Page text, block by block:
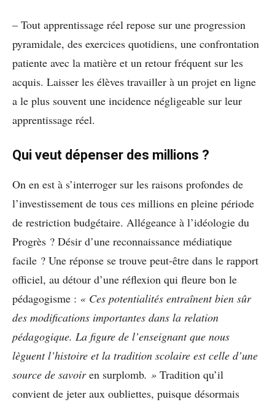
– Tout apprentissage réel repose sur une progression
pyramidale, des exercices quotidiens, une confrontation
patiente avec la matière et un retour fréquent sur les
acquis. Laisser les élèves travailler à un projet en ligne
a le plus souvent une incidence négligeable sur leur
apprentissage réel.
Qui veut dépenser des millions ?
On en est à s’interroger sur les raisons profondes de
l’investissement de tous ces millions en pleine période
de restriction budgétaire. Allégeance à l’idéologie du
Progrès ? Désir d’une reconnaissance médiatique
facile ? Une réponse se trouve peut-être dans le rapport
officiel, au détour d’une réflexion qui fleure bon le
pédagogisme : « Ces potentialités entraînent bien sûr
des modifications importantes dans la relation
pédagogique. La figure de l’enseignant que nous
lèguent l’histoire et la tradition scolaire est celle d’une
source de savoiren surplomb. » Tradition qu’il
convient de jeter aux oubliettes, puisque désormais